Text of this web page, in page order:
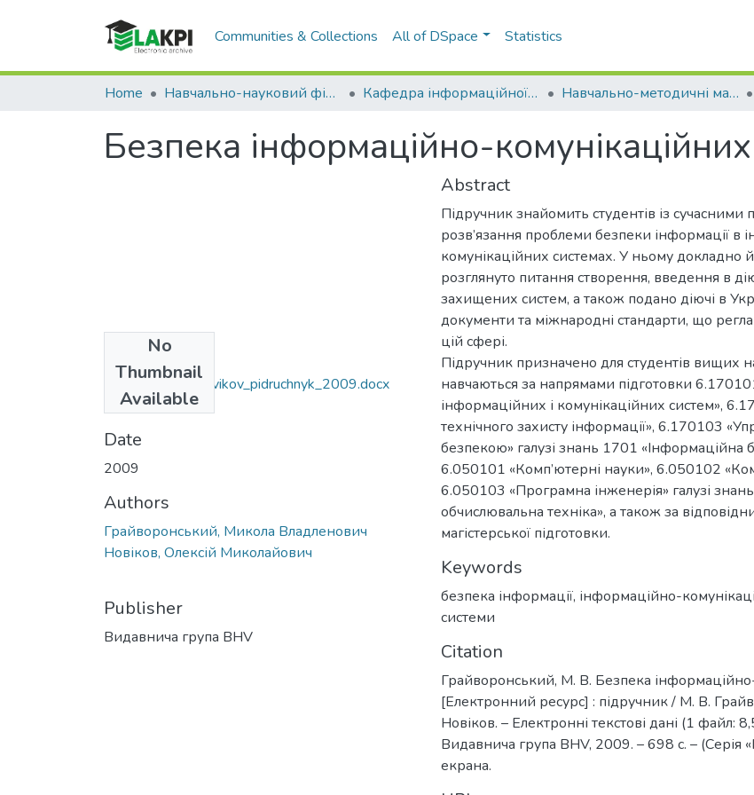
Communities & Collections All of DSpace Statistics
Home Навчально-науковий фізико-технічний інститут (НН ФТІ) Кафедра інформаційної безпеки (ІБ) Навчально-методичні матеріали (ІБ)
Безпека інформаційно-
No
Thumbnail
Available
Graivorovskyi_Novikov_pidruchnyk_2009.docx
(8.54 MB)
Date
2009
Authors
Грайворонський, Микола Владленович
Новіков, Олексій Миколайович
Publisher
Видавнича група BHV
Abstract
Підручник знайомить студентів із сучасними
розв’язання проблеми безпеки інформації в
комунікаційних системах. У ньому докладно
розглянуто питання створення, введення в
захищених систем, а також подано діючі в
документи та міжнародні стандарти, що
цій сфері.
Підручник призначено для студентів вищих
навчаються за напрямами підготовки
інформаційних і комунікаційних систем»,
технічного захисту інформації», 6.170103
безпекою» галузі знань 1701 «Інформаційна
6.050101 «Комп’ютерні науки», 6.050102
6.050103 «Програмна інженерія» галузі
обчислювальна техніка», а також за
магістерської підготовки.
Keywords
безпека інформації, інформаційно-
системи
Citation
Грайворонський, М. В. Безпека
[Електронний ресурс] : підручник / М. В.
Новіков. – Електронні текстові дані (1 файл:
Видавнича група BHV, 2009. – 698 с. – (Серія
екрана.